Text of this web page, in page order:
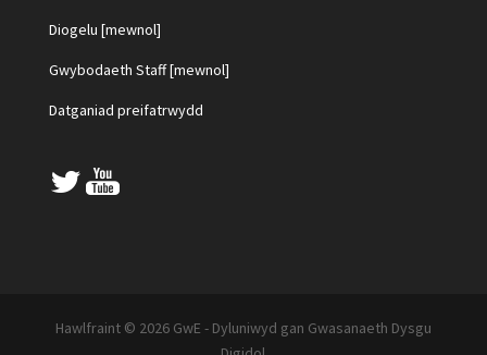
Diogelu [mewnol]
Gwybodaeth Staff [mewnol]
Datganiad preifatrwydd
Hawlfraint © 2026 GwE - Dyluniwyd gan Gwasanaeth Dysgu